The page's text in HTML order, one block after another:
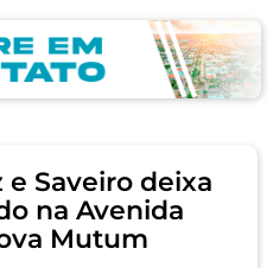
Saveiro deixa
na Avenida
Mutum